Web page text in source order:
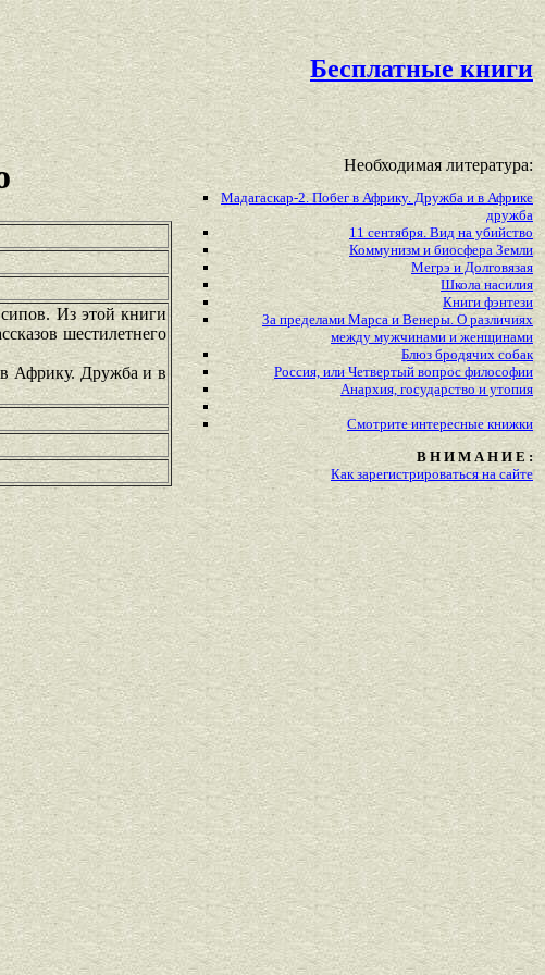
Бесплатные книги
Из этой книги
шестилетнего
в Африку. Дружба и в
Необходимая литература:
Мадагаскар-2. Побег в Африку. Дружба и в Африке
дружба
11 сентября. Вид на убийство
Коммунизм и биосфера Земли
Мегрэ и Долговязая
Школа насилия
Книги фэнтези
За пределами Марса и Венеры. О различиях
между мужчинами и женщинами
Блюз бродячих собак
Россия, или Четвертый вопрос философии
Анархия, государство и утопия
Смотритеинтересные книжки
В Н И М А Н И Е :
Как зарегистрироваться на сайте